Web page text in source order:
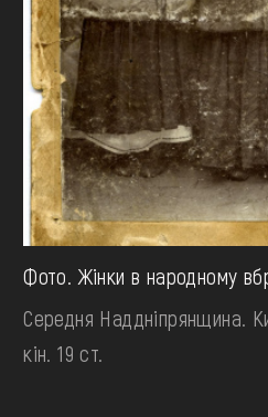
Фото. Жінки в народному
Середня Наддніпрянщина.
кін. 19 ст.